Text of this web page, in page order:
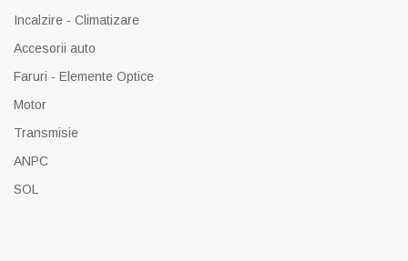
Incalzire - Climatizare
Accesorii auto
Faruri - Elemente Optice
Motor
Transmisie
ANPC
SOL